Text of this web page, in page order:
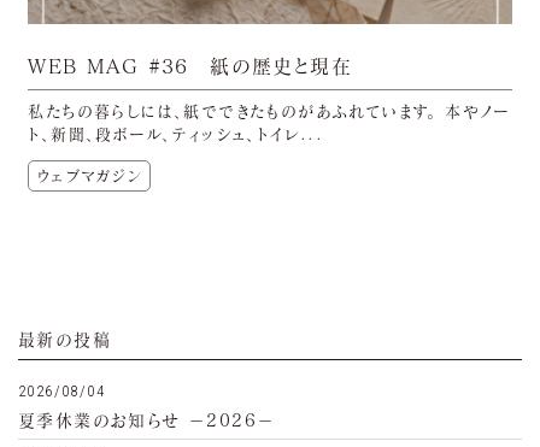
WEB MAG #36 紙の歴史と現在
私たちの暮らしには、紙でできたものがあふれています。 本やノー
ト、新聞、段ボール、ティッシュ、トイレ...
ウェブマガジン
最新の投稿
2026/08/04
夏季休業のお知らせ −2026−